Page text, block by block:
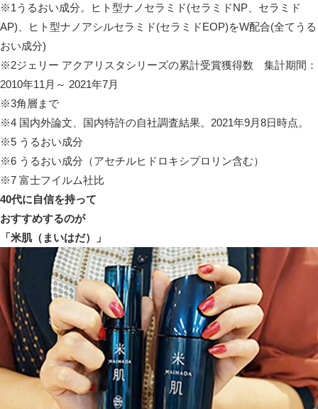
※1うるおい成分。ヒト型ナノセラミド(セラミドNP、セラミド
AP)、ヒト型ナノアシルセラミド(セラミドEOP)をW配合(全てうる
おい成分)
※2ジェリー アクアリスタシリーズの累計受賞獲得数 集計期間：
2010年11月～ 2021年7月
※3角層まで
※4 国内外論文、国内特許の自社調査結果。2021年9月8日時点。
※5 うるおい成分
※6 うるおい成分（アセチルヒドロキシプロリン含む）
※7 富士フイルム社比
40代に自信を持って
おすすめするのが
「米肌（まいはだ） 」